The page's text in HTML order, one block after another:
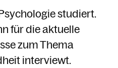
studiert.
für die aktuelle
zum Thema
interviewt.